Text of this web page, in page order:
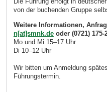
von der buchenden Gruppe
Weitere Informationen,
n[at]smnk.deoder (0721) 175-
Mo und Mi 15–17 Uhr
Di 10–12 Uhr
Wir bitten um Anmeldung
Führungstermin.